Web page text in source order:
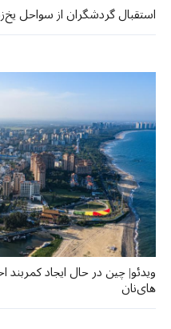
استقبال گردشگران از سواحل
ویدئو| چین در حال ایجاد کمربند
های‌نان